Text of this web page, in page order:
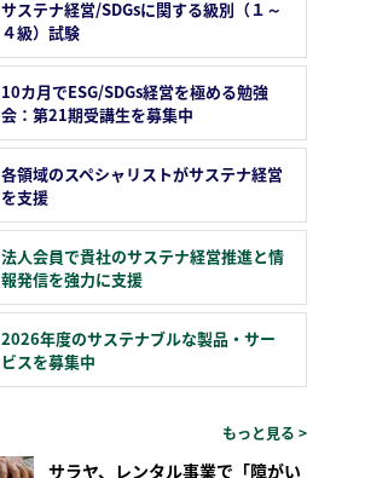
サステナ経営/SDGsに関する級別（１～
４級）試験
10カ月でESG/SDGs経営を極める勉強
会：第21期受講生を募集中
各領域のスペシャリストがサステナ経営
を支援
法人会員で貴社のサステナ経営推進と情
報発信を強力に支援
2026年度のサステナブルな製品・サー
ビスを募集中
もっと見る >
サラヤ、レンタル事業で「障がい